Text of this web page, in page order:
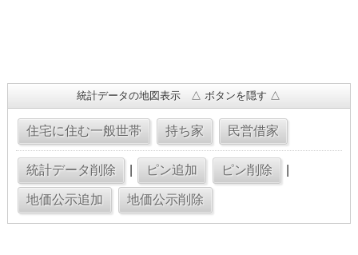
統計データの地図表示 △ ボタンを隠す △